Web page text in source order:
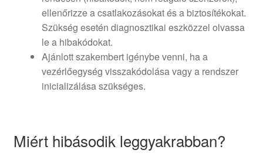
ellenőrizze a csatlakozásokat és a biztosítékokat.
Szükség esetén diagnosztikai eszközzel olvassa
le a hibakódokat.
Ajánlott szakembert igénybe venni, ha a
vezérlőegység visszakódolása vagy a rendszer
inicializálása szükséges.
Miért hibásodik leggyakrabban?